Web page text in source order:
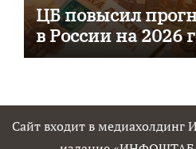
ЦБ повысил
в России на 2026
Сайт входит в